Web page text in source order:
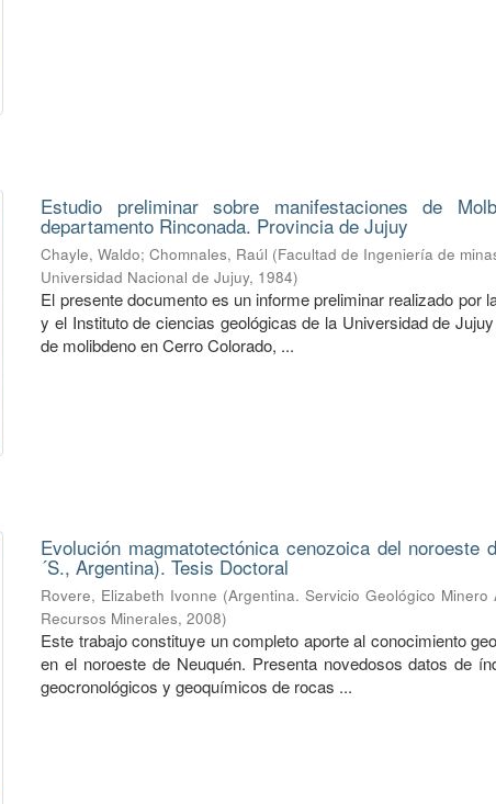
Estudio preliminar sobre manifestaciones de
departamento Rinconada. Provincia de Jujuy
Chayle, Waldo;Chomnales, Raúl (Facultad de Ingeniería de
Universidad Nacional de Jujuy, 1984)
El presente documento es un informe preliminar realizado por
y el Instituto de ciencias geológicas de la Universidad de
de molibdeno en Cerro Colorado, ...
Evolución magmatotectónica cenozoica del noroeste
´S., Argentina). Tesis Doctoral
Rovere, Elizabeth Ivonne (Argentina. Servicio Geológico
Recursos Minerales,2008)
Este trabajo constituye un completo aporte al conocimiento
en el noroeste de Neuquén. Presenta novedosos datos de
geocronológicos y geoquímicos de rocas ...